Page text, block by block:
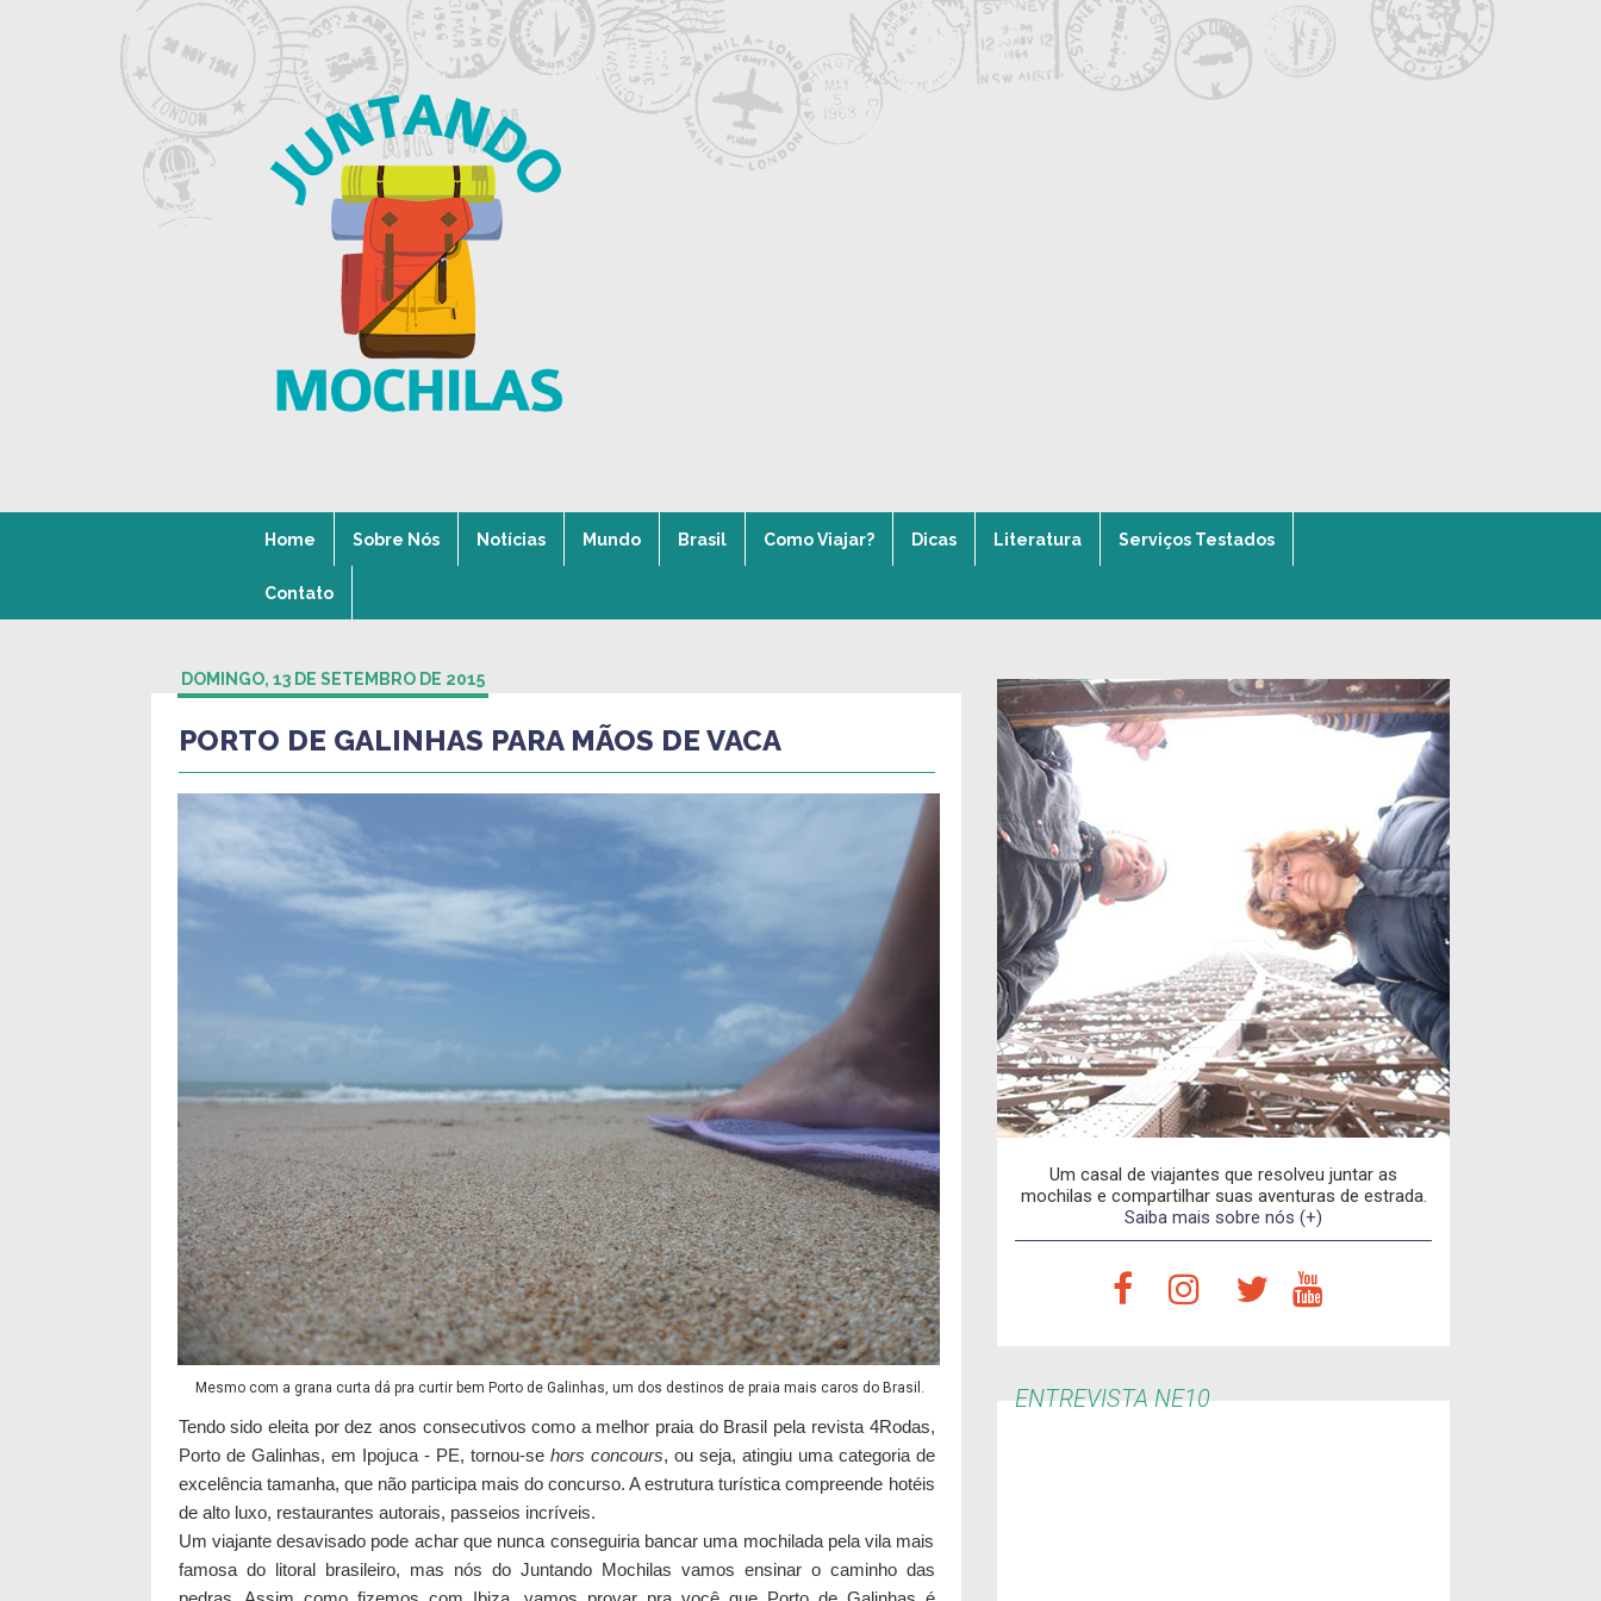
Home Sobre Nós Notícias Mundo Brasil Como Viajar? Dicas Literatura Serviços Testados
Contato
DOMINGO, 13 DE SETEMBRO DE 2015
PORTO DE GALINHAS PARA MÃOS DE VACA
Mesmo com a grana curta dá pra curtir bem Porto de Galinhas, um dos destinos de praia mais caros do Brasil.
Tendo sido eleita por dez anos consecutivos como a melhor praia do Brasil pela revista 4Rodas,
Porto de Galinhas, em Ipojuca - PE, tornou-se hors concours, ou seja, atingiu uma categoria de
excelência tamanha, que não participa mais do concurso. A estrutura turística compreende hotéis
de alto luxo, restaurantes autorais, passeios incríveis.
Um viajante desavisado pode achar que nunca conseguiria bancar uma mochilada pela vila mais
famosa do litoral brasileiro, mas nós do Juntando Mochilas vamos ensinar o caminho das
Um casal de viajantes que resolveu juntar as
mochilas e compartilhar suas aventuras de estrada.
Saiba mais sobre nós (+)
ENTREVISTA NE10